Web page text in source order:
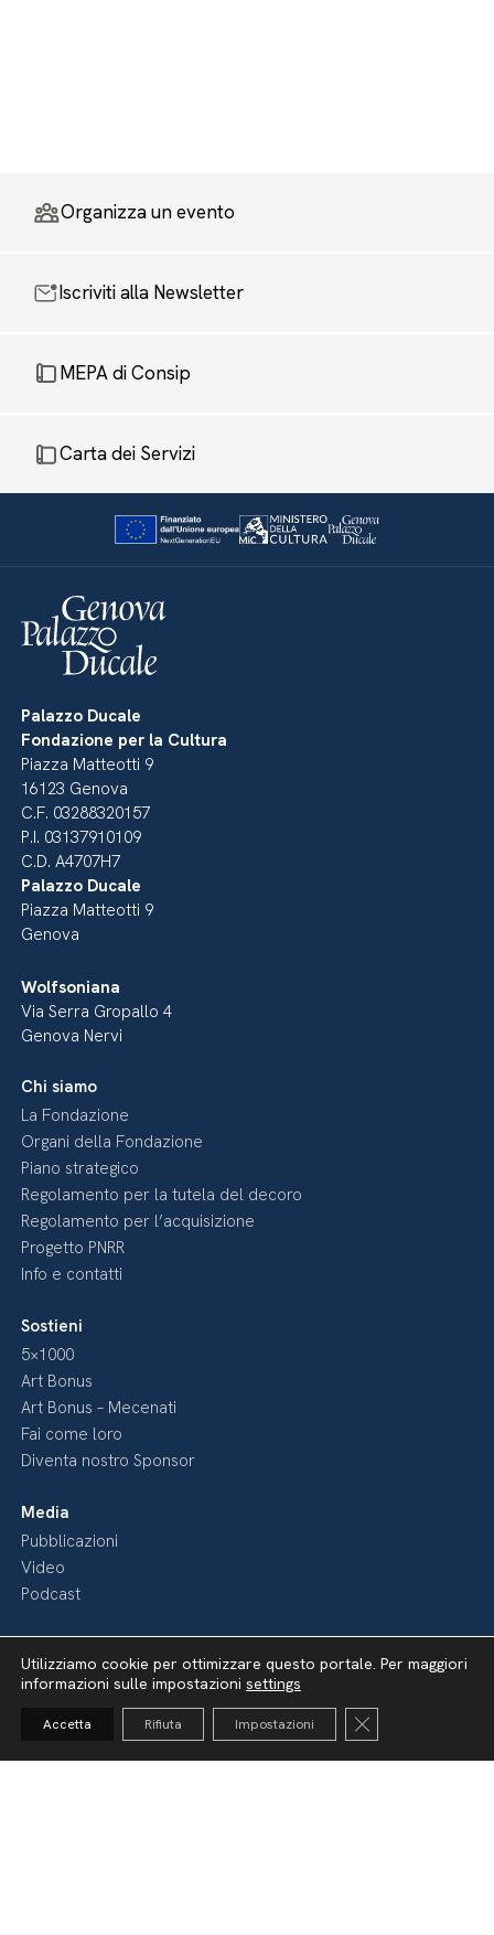
Organizza un evento
Iscriviti alla Newsletter
MEPA di Consip
Carta dei Servizi
Palazzo Ducale
Fondazione per la Cultura
Piazza Matteotti 9
16123 Genova
C.F. 03288320157
P.I. 03137910109
C.D. A4707H7
Palazzo Ducale
Piazza Matteotti 9
Genova
Wolfsoniana
Via Serra Gropallo 4
Genova Nervi
Chi siamo
La Fondazione
Organi della Fondazione
Piano strategico
Regolamento per la tutela del decoro
Regolamento per l’acquisizione
Progetto PNRR
Info e contatti
Sostieni
5×1000
Art Bonus
Art Bonus – Mecenati
Fai come loro
Diventa nostro Sponsor
Media
Pubblicazioni
Video
Podcast
Utilizziamo cookie per ottimizzare questo portale. Per maggiori
informazioni sulle impostazioni settings
Accetta Rifiuta Impostazioni Close GDPR